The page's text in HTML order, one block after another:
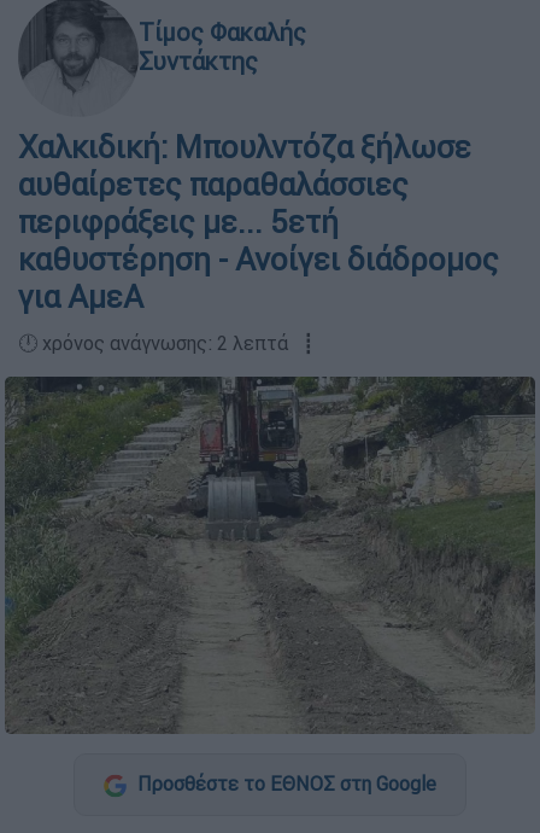
Τίμος Φακαλής
Συντάκτης
Χαλκιδική: Μπουλντόζα ξήλωσε
αυθαίρετες παραθαλάσσιες
περιφράξεις με... 5ετή
καθυστέρηση - Ανοίγει διάδρομος
για ΑμεΑ
🕛 χρόνος ανάγνωσης: 2 λεπτά ┋
Προσθέστε το ΕΘΝΟΣ στη Google